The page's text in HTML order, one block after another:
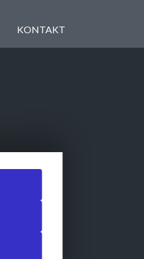
KONTAKT